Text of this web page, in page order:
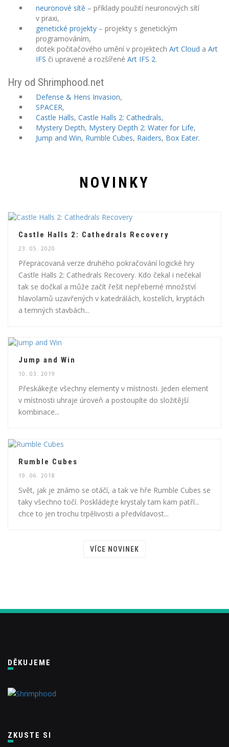
neuronové sítě – příklady použití neuronových sítí
v praxi,
genetické projekty – projekty s genetickým
programováním,
dotek počitačového umění v projektech Art Cloud a Art
IFS či upravené a rozšířené Art IFS 2.
Hry od Shrimphood.net
Defense & Hens Invasion,
SPACER,
Castle Halls, Castle Halls 2: Cathedrals,
Mystery Depth, Mystery Depth 2: Water for Life,
Jump and Win, Rumble Cubes, Raiders, Box Eater.
NOVINKY
Castle Halls 2: Cathedrals Recovery
23. 05. 2020
Přepracovaná verze druhého pokračování logické hry
Castle Halls 2: Cathedrals Recovery. Kdo čekal i nečekal
tak se dočkal a může začít řešit nepřeberné množství
hlavolamů uzavřených v katedrálách, kostelích, kryptách
a temných stavbách...
Jump and Win
10. 03. 2019
Přeskákejte všechny elementy v místnosti. Jeden element
v místnosti uhraje úroveň a postoupíte do složitější
kombinace...
Rumble Cubes
19. 06. 2018
Svět, jak je známo se otáčí, a tak ve hře Rumble Cubes se
taky všechno točí. Poskládejte krystaly tam kam patří...
chce to jen trochu trpělivosti a předvídavost...
VÍCE NOVINEK
DĚKUJEME
ZKUSTE SI